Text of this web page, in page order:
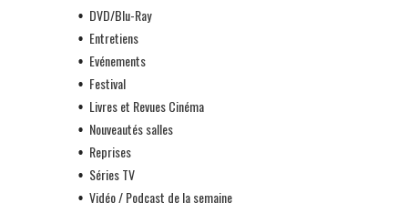
DVD/Blu-Ray
Entretiens
Evénements
Festival
Livres et Revues Cinéma
Nouveautés salles
Reprises
Séries TV
Vidéo / Podcast de la semaine